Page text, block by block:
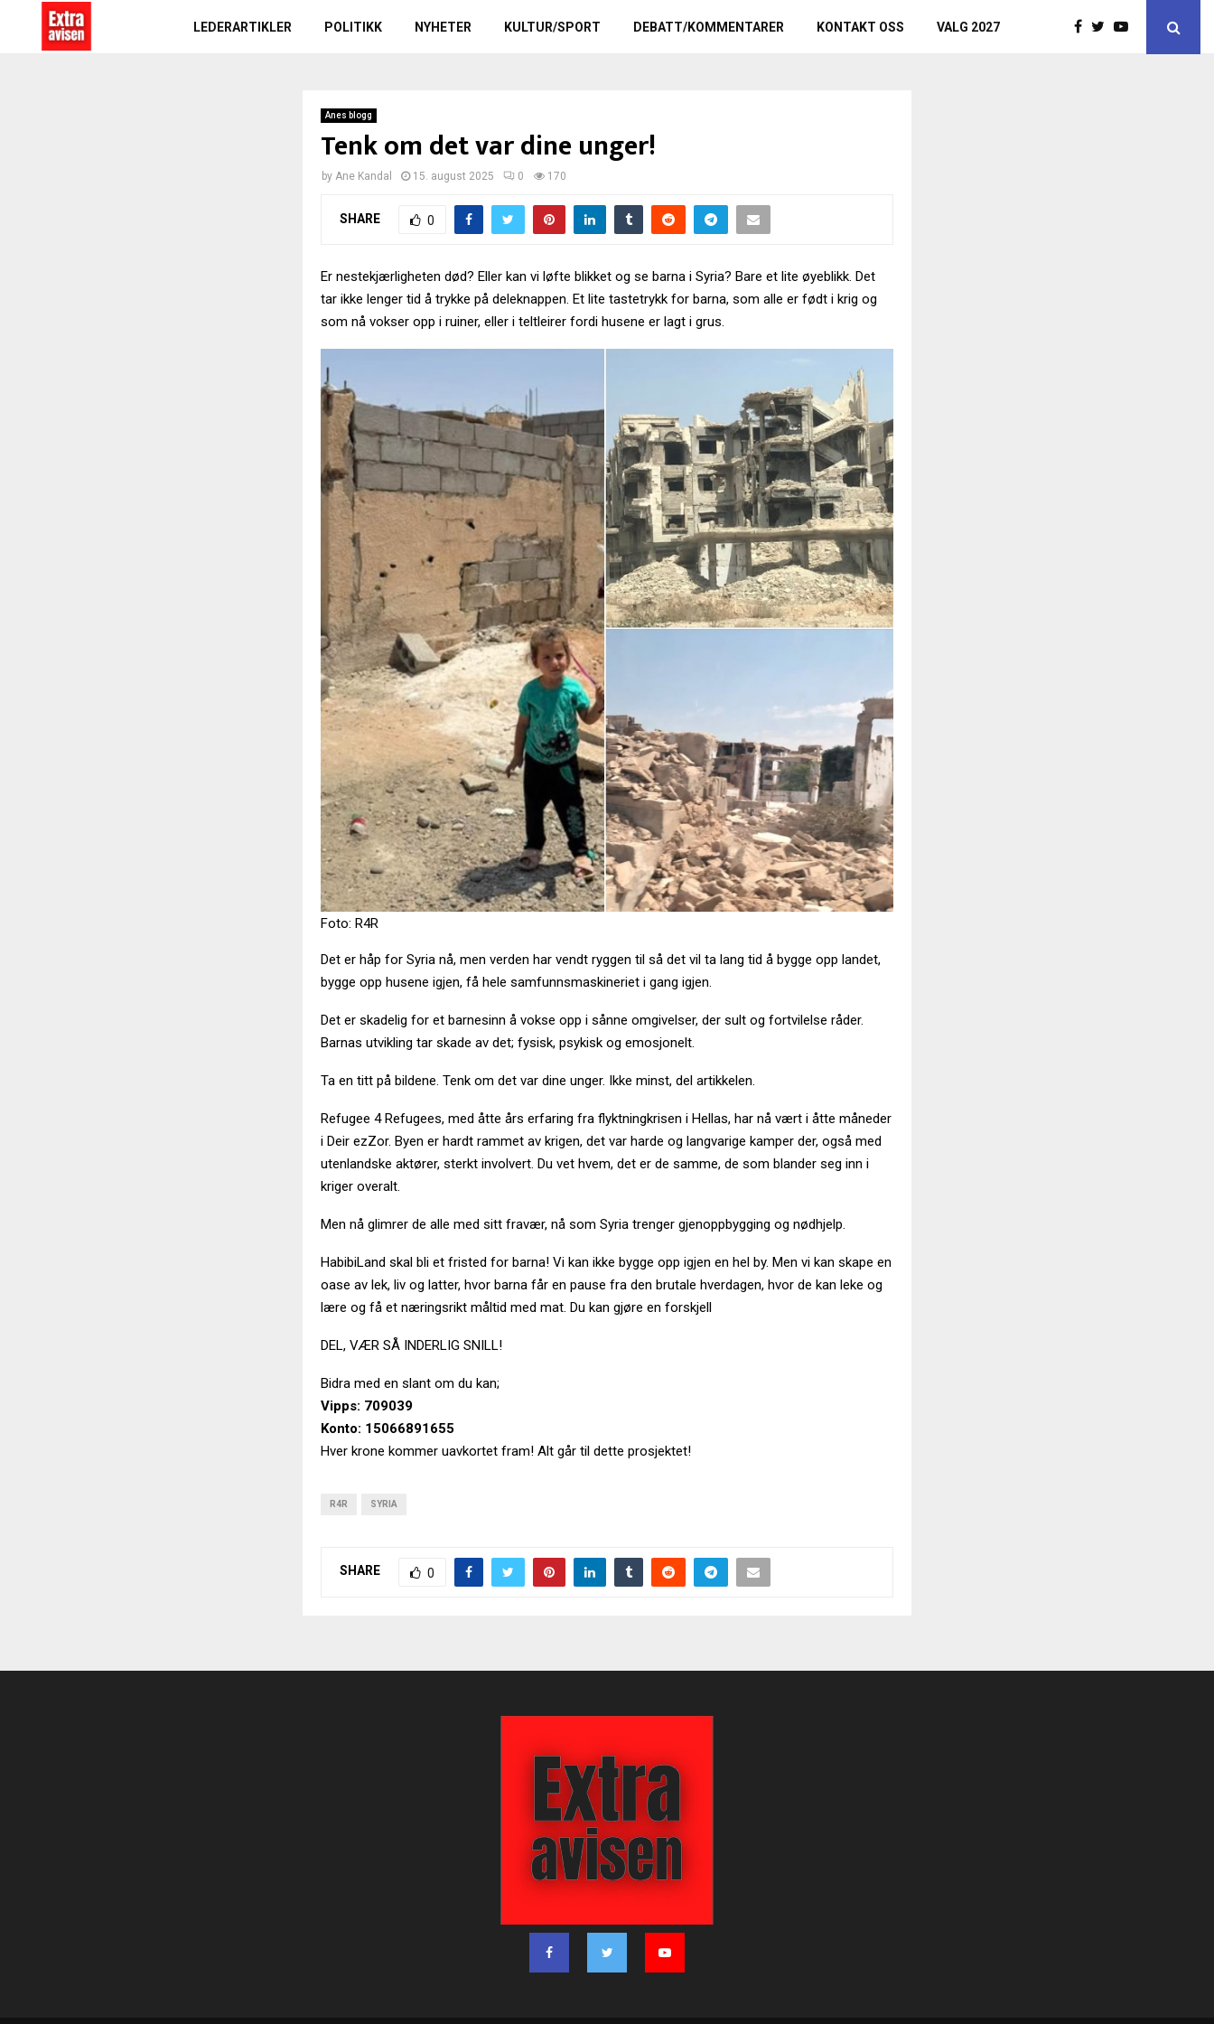
LEDERARTIKLER POLITIKK NYHETER KULTUR/SPORT DEBATT/KOMMENTARER KONTAKT OSS VALG 2027
Anes blogg
Tenk om det var dine unger!
by Ane Kandal 15. august 2025 0 170
SHARE 0
Er nestekjærligheten død? Eller kan vi løfte blikket og se barna i Syria? Bare et lite øyeblikk. Det
tar ikke lenger tid å trykke på deleknappen. Et lite tastetrykk for barna, som alle er født i krig og
som nå vokser opp i ruiner, eller i teltleirer fordi husene er lagt i grus.
Foto: R4R
Det er håp for Syria nå, men verden har vendt ryggen til så det vil ta lang tid å bygge opp landet,
bygge opp husene igjen, få hele samfunnsmaskineriet i gang igjen.
Det er skadelig for et barnesinn å vokse opp i sånne omgivelser, der sult og fortvilelse råder.
Barnas utvikling tar skade av det; fysisk, psykisk og emosjonelt.
Ta en titt på bildene. Tenk om det var dine unger. Ikke minst, del artikkelen.
Refugee 4 Refugees, med åtte års erfaring fra flyktningkrisen i Hellas, har nå vært i åtte måneder
i Deir ezZor. Byen er hardt rammet av krigen, det var harde og langvarige kamper der, også med
utenlandske aktører, sterkt involvert. Du vet hvem, det er de samme, de som blander seg inn i
kriger overalt.
Men nå glimrer de alle med sitt fravær, nå som Syria trenger gjenoppbygging og nødhjelp.
HabibiLand skal bli et fristed for barna! Vi kan ikke bygge opp igjen en hel by. Men vi kan skape en
oase av lek, liv og latter, hvor barna får en pause fra den brutale hverdagen, hvor de kan leke og
lære og få et næringsrikt måltid med mat. Du kan gjøre en forskjell
DEL, VÆR SÅ INDERLIG SNILL!
Bidra med en slant om du kan;
Vipps: 709039
Konto: 15066891655
Hver krone kommer uavkortet fram! Alt går til dette prosjektet!
R4R SYRIA
SHARE 0